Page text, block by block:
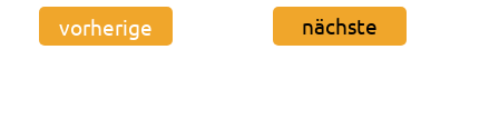
vorherige nächste